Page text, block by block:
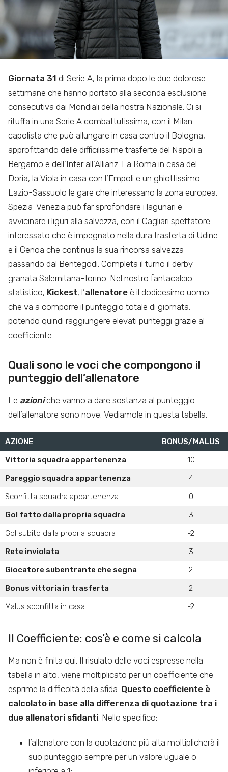
Giornata 31 di Serie A, la prima dopo le due dolorose
settimane che hanno portato alla seconda esclusione
consecutiva dai Mondiali della nostra Nazionale. Ci si
rituffa in una Serie A combattutissima, con il Milan
capolista che può allungare in casa contro il Bologna,
approfittando delle difficilissime trasferte del Napoli a
Bergamo e dell’Inter all’Allianz. La Roma in casa del
Doria, la Viola in casa con l’Empoli e un ghiottissimo
Lazio-Sassuolo le gare che interessano la zona europea.
Spezia-Venezia può far sprofondare i lagunari e
avvicinare i liguri alla salvezza, con il Cagliari spettatore
interessato che è impegnato nella dura trasferta di Udine
e il Genoa che continua la sua rincorsa salvezza
passando dal Bentegodi. Completa il turno il derby
granata Salernitana-Torino. Nel nostro fantacalcio
statistico, Kickest, l’allenatore è il dodicesimo uomo
che va a comporre il punteggio totale di giornata,
potendo quindi raggiungere elevati punteggi grazie al
coefficiente.
Quali sono le voci che compongono il
punteggio dell’allenatore
Le azioniche vanno a dare sostanza al punteggio
dell’allenatore sono nove. Vediamole in questa tabella.
AZIONE
BONUS/MALUS
Vittoria squadra appartenenza
10
Pareggio squadra appartenenza
4
Sconfitta squadra appartenenza
0
Gol fatto dalla propria squadra
3
Gol subito dalla propria squadra
-2
Rete inviolata
3
Giocatore subentrante che segna
2
Bonus vittoria in trasferta
2
Malus sconfitta in casa
-2
Il Coefficiente: cos’è e come si calcola
Ma non è finita qui. Il risulato delle voci espresse nella
tabella in alto, viene moltiplicato per un coefficiente che
esprime la difficoltà della sfida. Questo coefficiente è
calcolato in base alla differenza di quotazione tra i
due allenatori sfidanti. Nello specifico:
l’allenatore con la quotazione più alta moltiplicherà il
suo punteggio sempre per un valore uguale o